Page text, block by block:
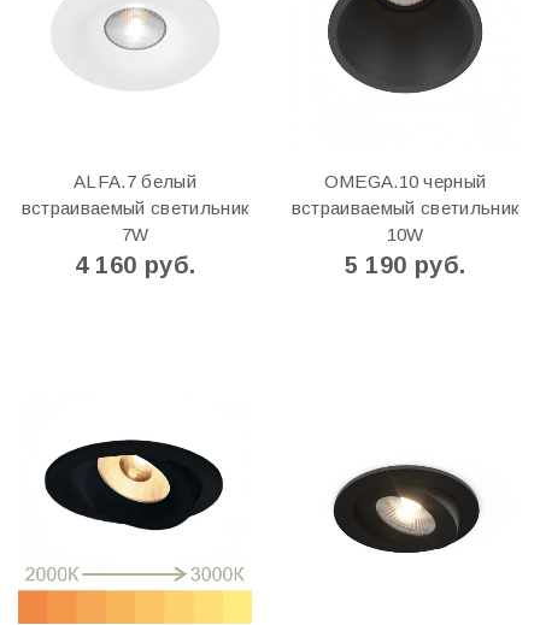
ALFA.7 белый
встраиваемый светильник
7W
4 160 руб.
OMEGA.10 черный
встраиваемый светильник
10W
5 190 руб.